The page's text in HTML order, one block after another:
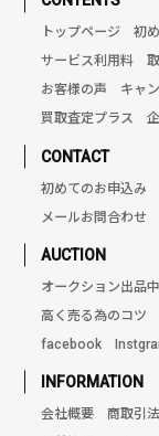
トップページ 初
サービス利用料
お客様の声
キャ
買取査定プラス
CONTACT
初めてのお申込み
メールお問合わせ
AUCTION
オークション出品
高く売る為のコツ
facebook
INFORMATION
会社概要 商取引